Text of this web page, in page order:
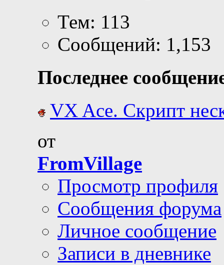
Тем: 113
Сообщений: 1,153
Последнее
VX Ace. Скрипт
от
FromVillage
Просмотр профиля
Сообщения форума
Личное сообщение
Записи в дневнике